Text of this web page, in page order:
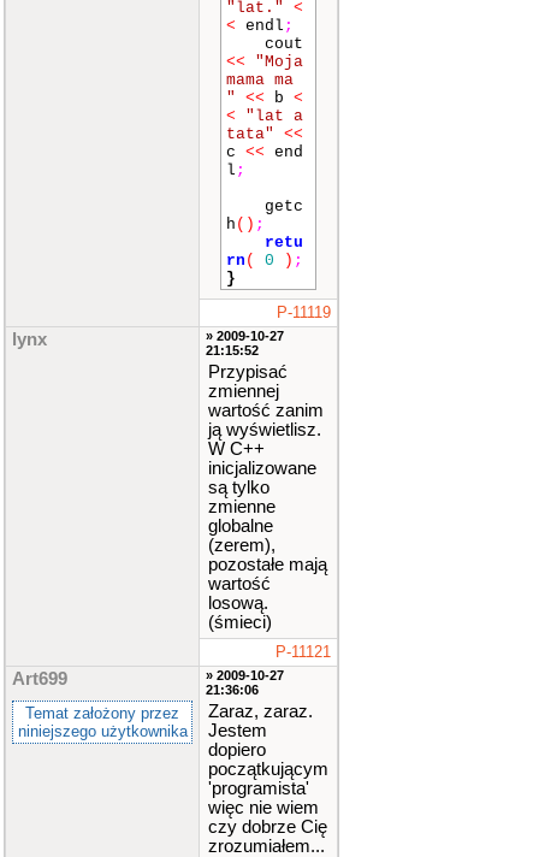
"lat."
<
< endl ;
cout
<<
"Moja
mama ma
"
<< b <
<
"lat a
tata"
<<
c << end
l ;
getc
h () ;
retu
rn ( 0 ) ;
}
P-11119
lynx
» 2009-10-27
21:15:52
Przypisać
zmiennej
wartość zanim
ją wyświetlisz.
W C++
inicjalizowane
są tylko
zmienne
globalne
(zerem),
pozostałe mają
wartość
losową.
(śmieci)
P-11121
Art699
Temat założony przez
niniejszego użytkownika
» 2009-10-27
21:36:06
Zaraz, zaraz.
Jestem
dopiero
początkującym
'programista'
więc nie wiem
czy dobrze Cię
zrozumiałem...